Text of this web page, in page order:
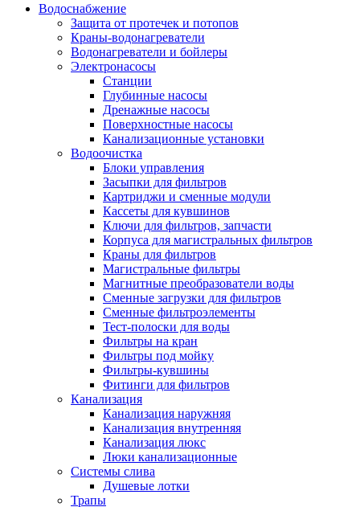
Строительные товары
Все для бани
Полезные статьи
Новости и Акции
Оплата и доставка
Сервис-центр
Адреса Сервис-центров
Водоснабжение
Защита от протечек и потопов
Краны-водонагреватели
Водонагреватели и бойлеры
Электронасосы
Станции
Глубинные насосы
Дренажные насосы
Поверхностные насосы
Канализационные установки
Водоочистка
Блоки управления
Засыпки для фильтров
Картриджи и сменные модули
Кассеты для кувшинов
Ключи для фильтров, запчасти
Корпуса для магистральных фильтров
Краны для фильтров
Магистральные фильтры
Магнитные преобразователи воды
Сменные загрузки для фильтров
Сменные фильтроэлементы
Тест-полоски для воды
Фильтры на кран
Фильтры под мойку
Фильтры-кувшины
Фитинги для фильтров
Канализация
Канализация наружняя
Канализация внутренняя
Канализация люкс
Люки канализационные
Системы слива
Душевые лотки
Трапы